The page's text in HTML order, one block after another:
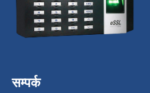
सम्पर्क